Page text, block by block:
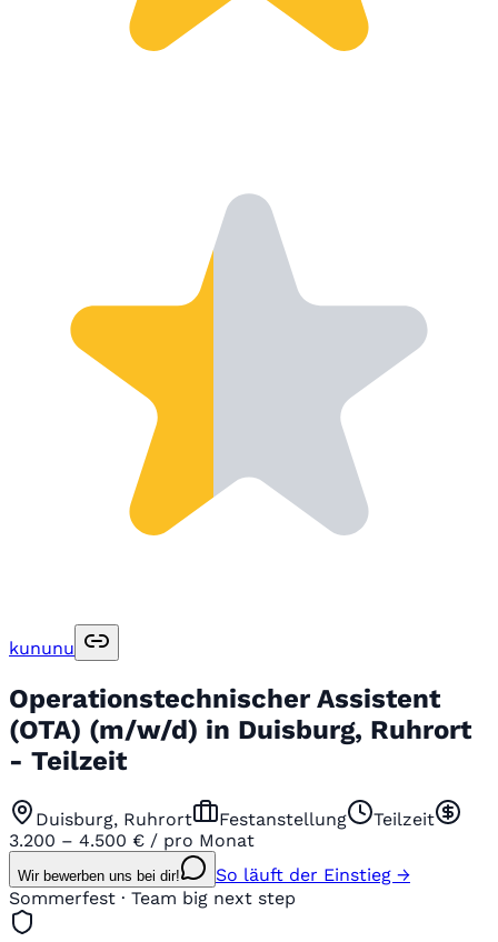
kununu
Operationstechnischer Assistent
(OTA) (m/w/d) in Duisburg, Ruhrort
- Teilzeit
Duisburg, Ruhrort Festanstellung
Teilzeit
3.200 – 4.500 € / pro Monat
Wir bewerben uns bei dir!
So läuft der Einstieg →
Sommerfest · Team big next step